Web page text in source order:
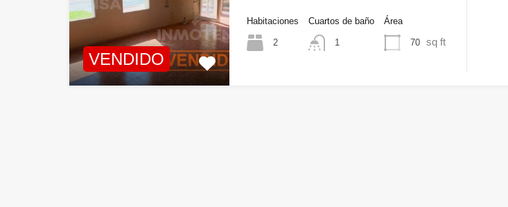
VENDIDO
Habitaciones
2
Cuartos de baño
1
Área
70 sq ft